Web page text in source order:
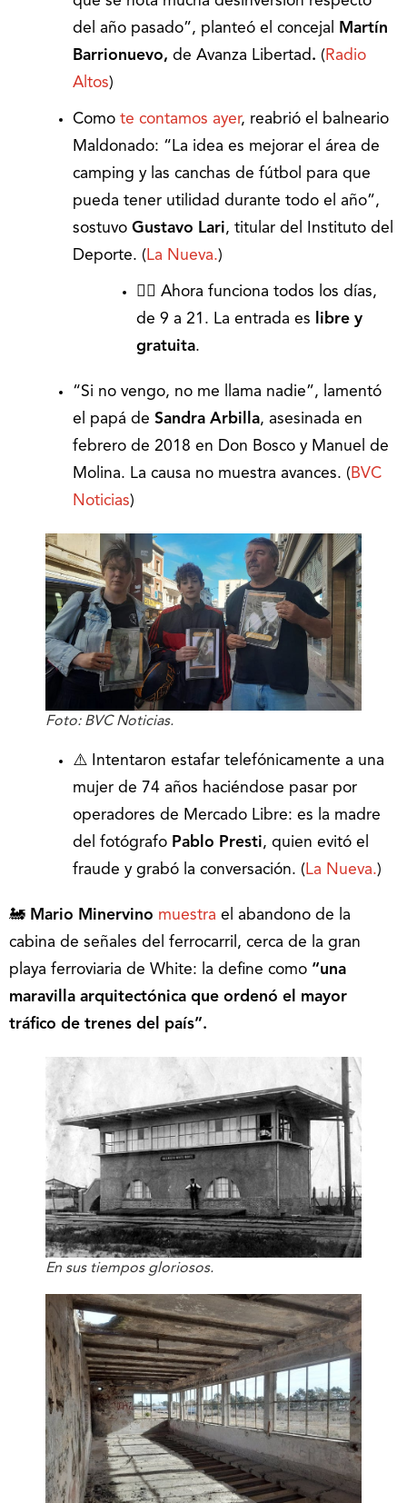
del año pasado”, planteó el concejal
Martín
Barrionuevo, de Avanza Libertad. ( Radio
Altos)
Como te contamos ayer, reabrió el balneario
Maldonado: “La idea es mejorar el área de
camping y las canchas de fútbol para que
pueda tener utilidad durante todo el año”,
sostuvo Gustavo Lari, titular del Instituto del
Deporte. ( La Nueva.)
🏊‍♀️ Ahora funciona todos los días,
de 9 a 21. La entrada es
libre y
gratuita.
“Si no vengo, no me llama nadie”, lamentó
el papá de Sandra Arbilla, asesinada en
febrero de 2018 en Don Bosco y Manuel de
Molina. La causa no muestra avances. ( BVC
Noticias)
Foto: BVC Noticias.
⚠️ Intentaron estafar telefónicamente a una
mujer de 74 años haciéndose pasar por
operadores de Mercado Libre: es la madre
del fotógrafo Pablo Presti, quien evitó el
fraude y grabó la conversación. ( La Nueva.)
🚂 Mario Minervino muestra el abandono de la
cabina de señales del ferrocarril, cerca de la gran
playa ferroviaria de White: la define como “una
maravilla arquitectónica que ordenó el mayor
tráfico de trenes del país”.
En sus tiempos gloriosos.